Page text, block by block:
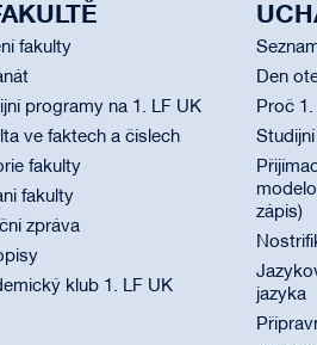
fakulty
programy na 1. LF UK
ve faktech a číslech
fakulty
fakulty
zpráva
klub 1. LF UK
Den
Proč
zápis)
jazyka